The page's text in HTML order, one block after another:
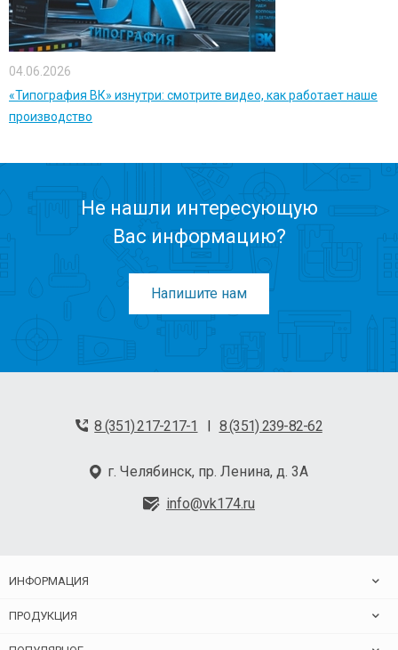
04.06.2026
«Типография ВК» изнутри: смотрите видео, как работает наше
производство
Не нашли интересующую
Вас информацию?
Напишите нам
8 (351) 217-217-1 8 (351) 239-82-62
г. Челябинск, пр. Ленина, д. 3А
info@vk174.ru
ИНФОРМАЦИЯ
ПРОДУКЦИЯ